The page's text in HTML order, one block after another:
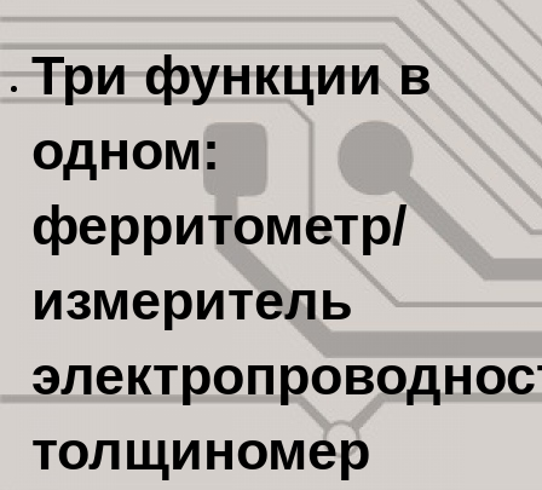
Три функции в
одном:
ферритометр/
измеритель
толщиномер